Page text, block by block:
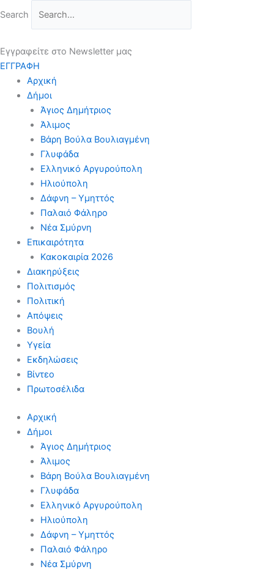
στο
Search
Εγγραφείτε στο Newsletter μας
ΕΓΓΡΑΦΗ
Αρχική
Δήμοι
Άγιος Δημήτριος
Άλιμος
Βάρη Βούλα Βουλιαγμένη
Γλυφάδα
Ελληνικό Αργυρούπολη
Ηλιούπολη
Δάφνη – Υμηττός
Παλαιό Φάληρο
Νέα Σμύρνη
Επικαιρότητα
Κακοκαιρία 2026
Διακηρύξεις
Πολιτισμός
Πολιτική
Απόψεις
Βουλή
Υγεία
Εκδηλώσεις
Βίντεο
Πρωτοσέλιδα
Αρχική
Δήμοι
Άγιος Δημήτριος
Άλιμος
Βάρη Βούλα Βουλιαγμένη
Γλυφάδα
Ελληνικό Αργυρούπολη
Ηλιούπολη
Δάφνη – Υμηττός
Παλαιό Φάληρο
Νέα Σμύρνη